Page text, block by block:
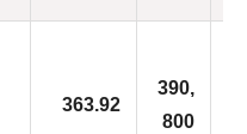
363.92
390,
800